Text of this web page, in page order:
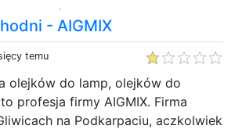
- AIGMIX
temu
olejków do lamp, olejków do
profesja firmy AIGMIX. Firma
na Podkarpaciu, aczkolwiek